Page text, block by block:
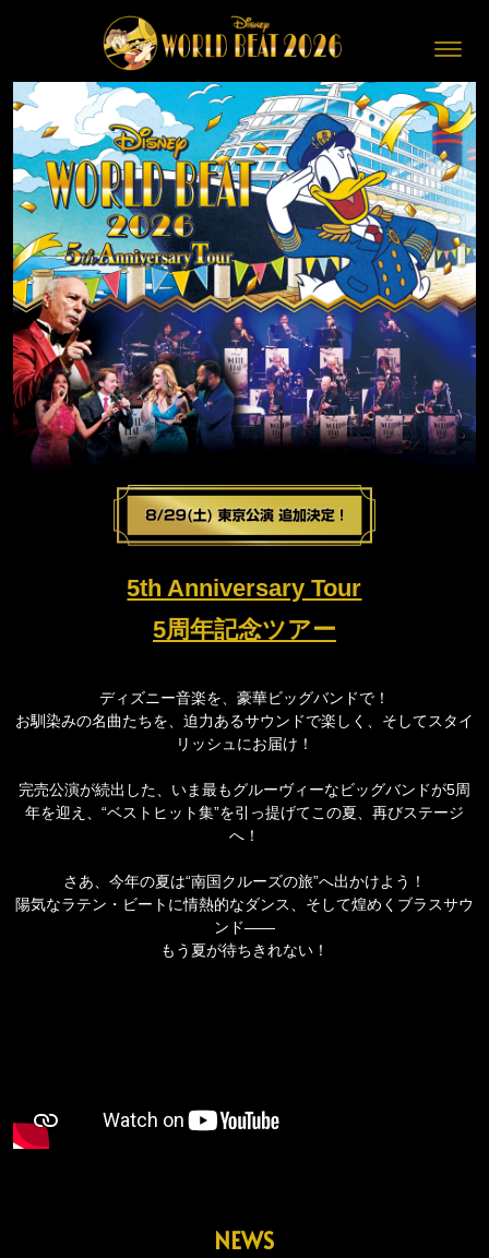
5th Anniversary Tour
5周年記念ツアー
ディズニー音楽を、豪華ビッグバンドで！
お馴染みの名曲たちを、迫力あるサウンドで楽しく、そしてスタイ
リッシュにお届け！
完売公演が続出した、いま最もグルーヴィーなビッグバンドが5周
年を迎え、 “ベストヒット集”を引っ提げてこの夏、再びステージ
へ！
さあ、今年の夏は“南国クルーズの旅”へ出かけよう！
陽気なラテン・ビートに情熱的なダンス、そして煌めくブラスサウ
ンド――
もう夏が待ちきれない！
NEWS